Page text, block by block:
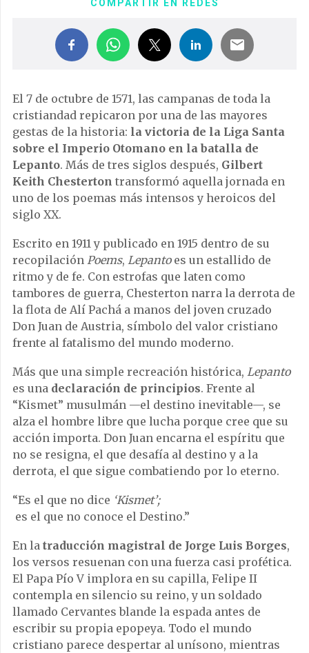
COMPARTIR EN REDES
El 7 de octubre de 1571, las campanas de toda la
cristiandad repicaron por una de las mayores
gestas de la historia: la victoria de la Liga Santa
sobre el Imperio Otomano en la batalla de
Lepanto. Más de tres siglos después, Gilbert
Keith Chesterton transformó aquella jornada en
uno de los poemas más intensos y heroicos del
siglo XX.
Escrito en 1911 y publicado en 1915 dentro de su
recopilación Poems, Lepantoes un estallido de
ritmo y de fe. Con estrofas que laten como
tambores de guerra, Chesterton narra la derrota de
la flota de Alí Pachá a manos del joven cruzado
Don Juan de Austria, símbolo del valor cristiano
frente al fatalismo del mundo moderno.
Más que una simple recreación histórica, Lepanto
es una declaración de principios. Frente al
“Kismet” musulmán —el destino inevitable—, se
alza el hombre libre que lucha porque cree que su
acción importa. Don Juan encarna el espíritu que
no se resigna, el que desafía al destino y a la
derrota, el que sigue combatiendo por lo eterno.
“Es el que no dice ‘Kismet’;
es el que no conoce el Destino.”
En la traducción magistral de Jorge Luis Borges,
los versos resuenan con una fuerza casi profética.
El Papa Pío V implora en su capilla, Felipe II
contempla en silencio su reino, y un soldado
llamado Cervantes blande la espada antes de
escribir su propia epopeya. Todo el mundo
cristiano parece despertar al unísono, mientras